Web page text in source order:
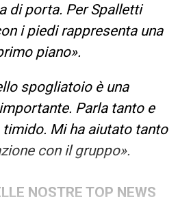
di porta. Per Spalletti
i piedi rappresenta una
piano».
spogliatoio è una
Parla tanto e
timido. Mi ha aiutato tanto
con il gruppo».
NOSTRE TOP NEWS